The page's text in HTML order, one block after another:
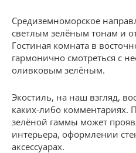
Средиземноморское
светлым зелёным тонам и
Гостиная комната в
гармонично смотреться с
оливковым зелёным.
Экостиль, на наш взгляд,
каких-либо комментариях.
зелёной гаммы может
интерьера, оформлении
аксессуарах.